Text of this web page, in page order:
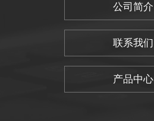
公司简介
联系我们
产品中心